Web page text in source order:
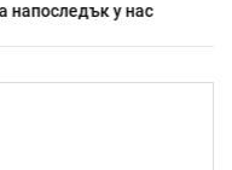
у нас